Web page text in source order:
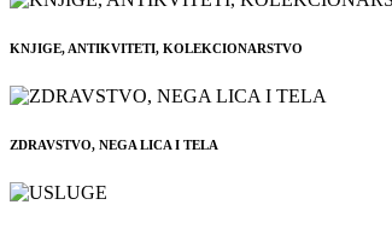
KNJIGE, ANTIKVITETI, KOLEKCIONARSTVO
ZDRAVSTVO, NEGA LICA I TELA